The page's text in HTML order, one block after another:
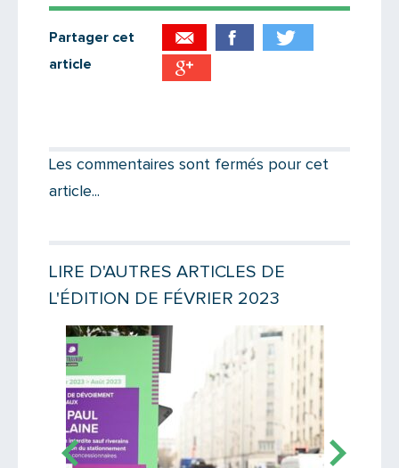
Partager cet
article
Message
Les commentaires sont fermés pour cet
article...
LIRE D'AUTRES ARTICLES DE
L'ÉDITION DE FÉVRIER 2023
Lire la suite